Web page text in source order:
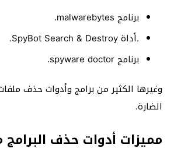
برنامج malwarebytes.
.أداةSpyBot Search & Destroy.
برنامج spyware doctor.
وغيرها الكثير من برامج وأدوات حذف
الضارة.
مميزات أدوات حذف